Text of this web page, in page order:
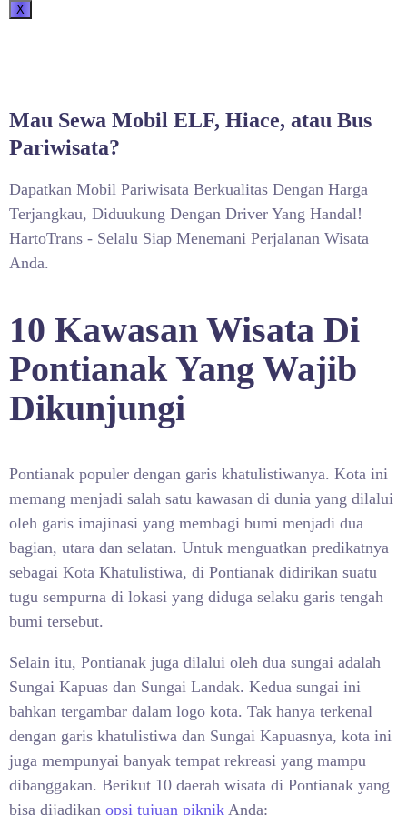
X
Mau Sewa Mobil ELF, Hiace, atau Bus
Pariwisata?
Dapatkan Mobil Pariwisata Berkualitas Dengan Harga
Terjangkau, Diduukung Dengan Driver Yang Handal!
HartoTrans - Selalu Siap Menemani Perjalanan Wisata
Anda.
10 Kawasan Wisata Di
Pontianak Yang Wajib
Dikunjungi
Pontianak populer dengan garis khatulistiwanya. Kota ini
memang menjadi salah satu kawasan di dunia yang dilalui
oleh garis imajinasi yang membagi bumi menjadi dua
bagian, utara dan selatan. Untuk menguatkan predikatnya
sebagai Kota Khatulistiwa, di Pontianak didirikan suatu
tugu sempurna di lokasi yang diduga selaku garis tengah
bumi tersebut.
Selain itu, Pontianak juga dilalui oleh dua sungai adalah
Sungai Kapuas dan Sungai Landak. Kedua sungai ini
bahkan tergambar dalam logo kota. Tak hanya terkenal
dengan garis khatulistiwa dan Sungai Kapuasnya, kota ini
juga mempunyai banyak tempat rekreasi yang mampu
dibanggakan. Berikut 10 daerah wisata di Pontianak yang
bisa dijadikan opsi tujuan piknik Anda: